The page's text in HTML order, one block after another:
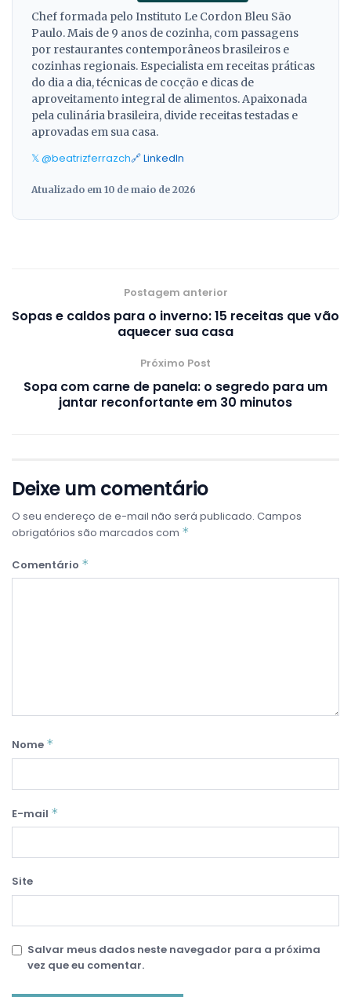
Chef formada pelo Instituto Le Cordon Bleu São
Paulo. Mais de 9 anos de cozinha, com passagens
por restaurantes contemporâneos brasileiros e
cozinhas regionais. Especialista em receitas práticas
do dia a dia, técnicas de cocção e dicas de
aproveitamento integral de alimentos. Apaixonada
pela culinária brasileira, divide receitas testadas e
aprovadas em sua casa.
𝕏 @beatrizferrazch🔗 LinkedIn
Atualizado em 10 de maio de 2026
Postagem anterior
Sopas e caldos para o inverno: 15 receitas que vão
aquecer sua casa
Próximo Post
Sopa com carne de panela: o segredo para um
jantar reconfortante em 30 minutos
Deixe um comentário
O seu endereço de e-mail não será publicado. Campos
obrigatórios são marcados com *
Comentário *
Nome *
E-mail *
Site
Salvar meus dados neste navegador para a próxima
vez que eu comentar.